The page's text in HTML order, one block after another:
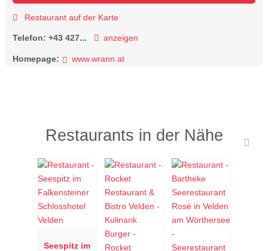
Restaurant auf der Karte
Telefon: +43 427... anzeigen
Homepage: www.wrann.at
Restaurants in der Nähe
Seespitz im